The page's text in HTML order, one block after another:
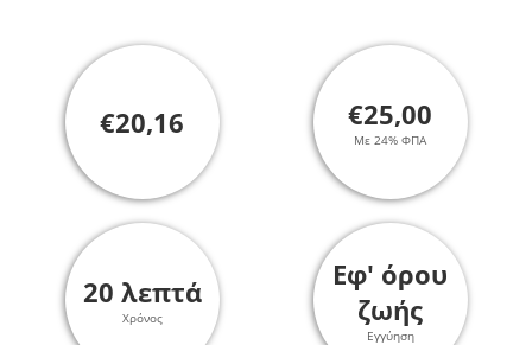
€20,16 €25,00
Με 24% ΦΠΑ
20 λεπτά
Χρόνος
Εφ' όρου
ζωής
Εγγύηση